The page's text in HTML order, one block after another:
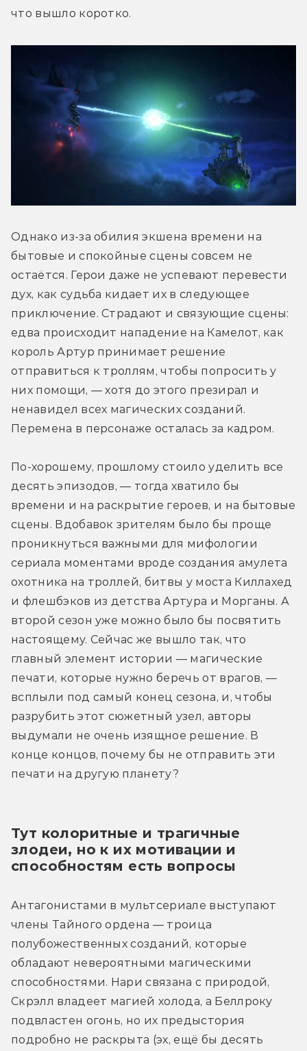
что вышло коротко.
Однако из-за обилия экшена времени на
бытовые и спокойные сцены совсем не
остаётся. Герои даже не успевают перевести
дух, как судьба кидает их в следующее
приключение. Cтрадают и связующие сцены:
едва происходит нападение на Камелот, как
король Артур принимает решение
отправиться к троллям, чтобы попросить у
них помощи, — хотя до этого презирал и
ненавидел всех магических созданий.
Перемена в персонаже осталась за кадром.
По-хорошему, прошлому стоило уделить все
десять эпизодов, — тогда хватило бы
времени и на раскрытие героев, и на бытовые
сцены. Вдобавок зрителям было бы проще
проникнуться важными для мифологии
сериала моментами вроде создания амулета
охотника на троллей, битвы у моста Киллахед
и флешбэков из детства Артура и Морганы. А
второй сезон уже можно было бы посвятить
настоящему. Сейчас же вышло так, что
главный элемент истории — магические
печати, которые нужно беречь от врагов, —
всплыли под самый конец сезона, и, чтобы
разрубить этот сюжетный узел, авторы
выдумали не очень изящное решение. В
конце концов, почему бы не отправить эти
печати на другую планету?
Тут колоритные и трагичные
злодеи, но к их мотивации и
способностям есть вопросы
Антагонистами в мультсериале выступают
члены Тайного ордена — троица
полубожественных созданий, которые
обладают невероятными магическими
способностями. Нари связана с природой,
Скрэлл владеет магией холода, а Беллроку
подвластен огонь, но их предыстория
подробно не раскрыта (эх, ещё бы десять